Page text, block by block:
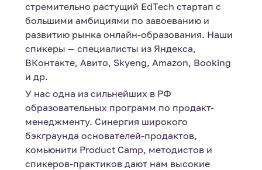
стремительно растущий EdTech стартап с
большими амбициями по завоеванию и
развитию рынка онлайн-образования. Наши
спикеры — специалисты из Яндекса,
ВКонтакте, Авито, Skyeng, Amazon, Booking
и др.
У нас одна из сильнейших в РФ
образовательных программ по продакт-
менеджменту. Синергия широкого
бэкграунда основателей-продактов,
комьюнити Product Camp, методистов и
спикеров-практиков дают нам высокие